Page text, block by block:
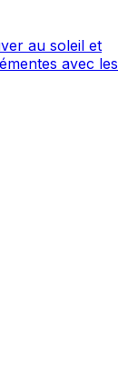
au soleil et
avec les